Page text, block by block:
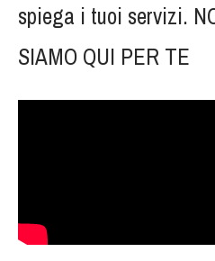
spiega i tuoi servizi.
SIAMO QUI PER TE